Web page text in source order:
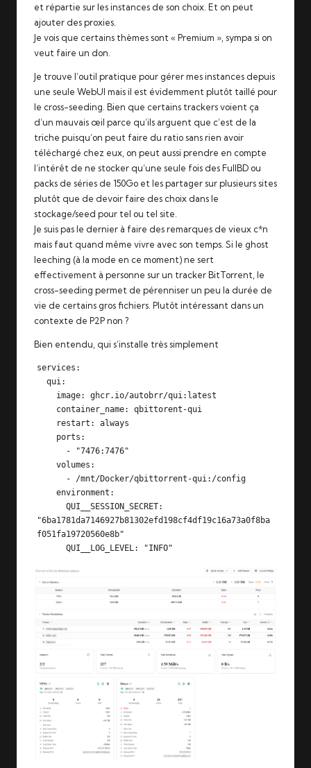
et répartie sur les instances de son choix. Et on peut
ajouter des proxies.
Je vois que certains thèmes sont « Premium », sympa si on
veut faire un don.
Je trouve l’outil pratique pour gérer mes instances depuis
une seule WebUI mais il est évidemment plutôt taillé pour
le cross-seeding. Bien que certains trackers voient ça
d’un mauvais œil parce qu’ils arguent que c’est de la
triche puisqu’on peut faire du ratio sans rien avoir
téléchargé chez eux, on peut aussi prendre en compte
l’intérêt de ne stocker qu’une seule fois des FullBD ou
packs de séries de 150Go et les partager sur plusieurs sites
plutôt que de devoir faire des choix dans le
stockage/seed pour tel ou tel site.
Je suis pas le dernier à faire des remarques de vieux c*n
mais faut quand même vivre avec son temps. Si le ghost
leeching (à la mode en ce moment) ne sert
effectivement à personne sur un tracker BitTorrent, le
cross-seeding permet de pérenniser un peu la durée de
vie de certains gros fichiers. Plutôt intéressant dans un
contexte de P2P non ?
Bien entendu, qui s’installe très simplement
services:
"6ba1781da7146927b81302efd198cf4df19c16a73a0f8ba
f051fa19720560e8b"
      QUI__LOG_LEVEL: "INFO"